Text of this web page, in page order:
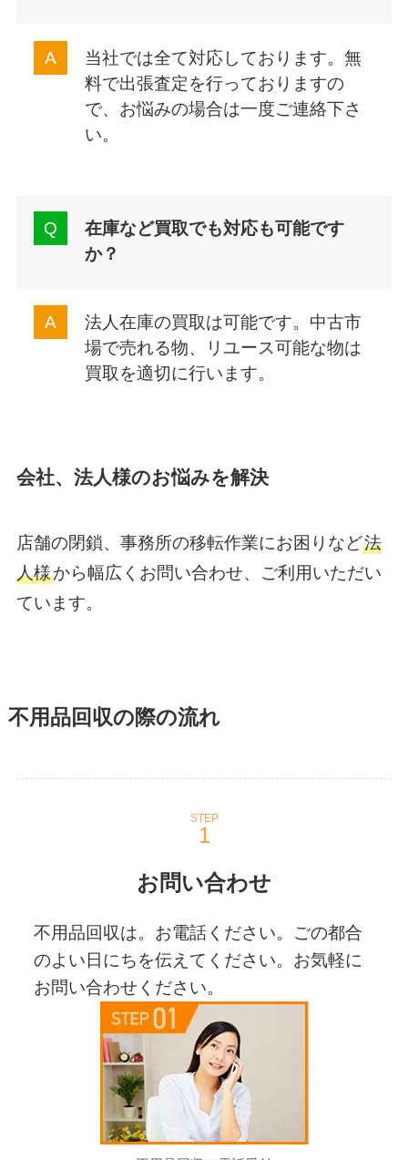
当社では全て対応しております。無
料で出張査定を行っておりますの
で、お悩みの場合は一度ご連絡下さ
い。
在庫など買取でも対応も可能です
か？
法人在庫の買取は可能です。中古市
場で売れる物、リユース可能な物は
買取を適切に行います。
会社、法人様のお悩みを解決
店舗の閉鎖、事務所の移転作業にお困りなど法
人様から幅広くお問い合わせ、ご利用いただい
ています。
不用品回収の際の流れ
STEP
お問い合わせ
不用品回収は。お電話ください。ごの都合
のよい日にちを伝えてください。お気軽に
お問い合わせください。